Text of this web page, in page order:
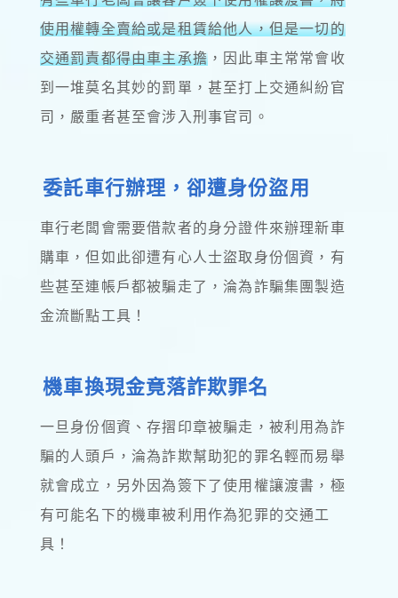
使用權轉全賣給或是租賃給他人，但是一切的
交通罰責都得由車主承擔 ，因此車主常常會收
到一堆莫名其妙的罰單，甚至打上交通糾紛官
司，嚴重者甚至會涉入刑事官司。
委託車行辦理，卻遭身份盜用
車行老闆會需要借款者的身分證件來辦理新車
購車，但如此卻遭有心人士盜取身份個資，有
些甚至連帳戶都被騙走了，淪為詐騙集團製造
金流斷點工具！
機車換現金竟落詐欺罪名
一旦身份個資、存摺印章被騙走，被利用為詐
騙的人頭戶，淪為詐欺幫助犯的罪名輕而易舉
就會成立，另外因為簽下了使用權讓渡書，極
有可能名下的機車被利用作為犯罪的交通工
具！